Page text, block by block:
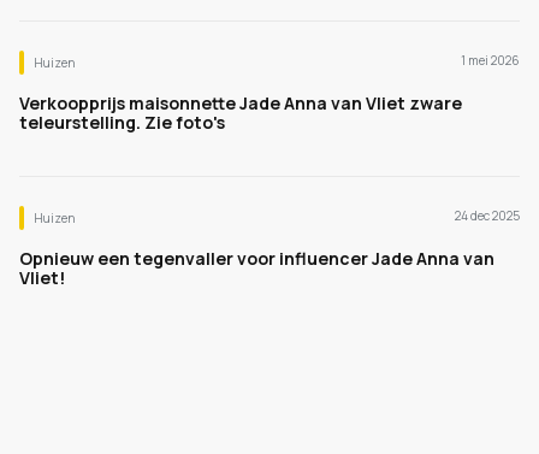
Huizen 1 mei 2026
Verkoopprijs maisonnette Jade Anna van Vliet zware
teleurstelling. Zie foto's
Huizen 24 dec 2025
Opnieuw een tegenvaller voor influencer Jade Anna van
Vliet!